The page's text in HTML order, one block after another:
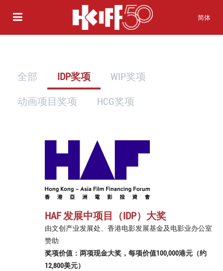
简体
全部 IDP奖项
WIP奖项
动画项目奖项
HCG奖项
HAF 发展中项目（IDP）大奖
由文创产业发展处、香港电影发展基金及电影业办公室
赞助
奖项价值：两项现金大奖，每项价值100,000港元（约
12,800美元）